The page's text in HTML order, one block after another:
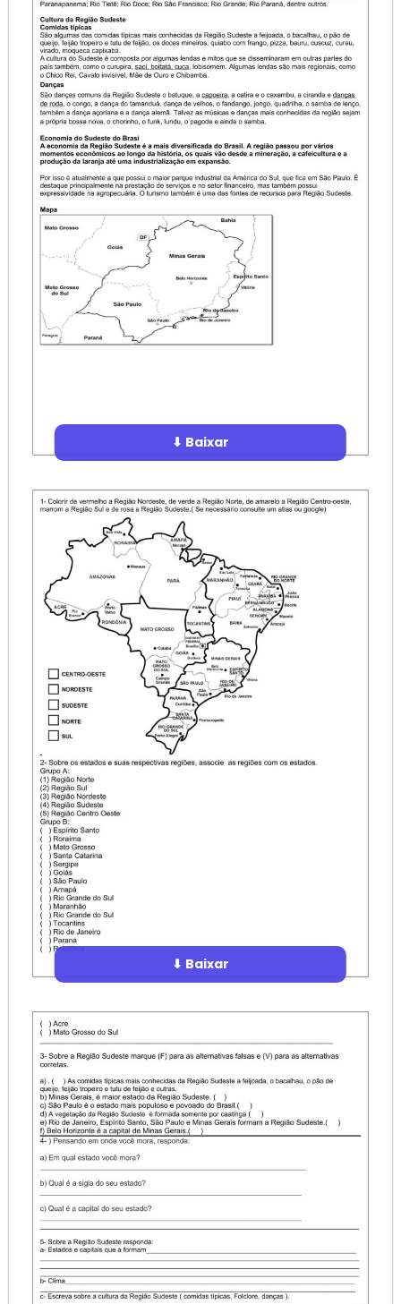
⬇ Baixar
⬇ Baixar